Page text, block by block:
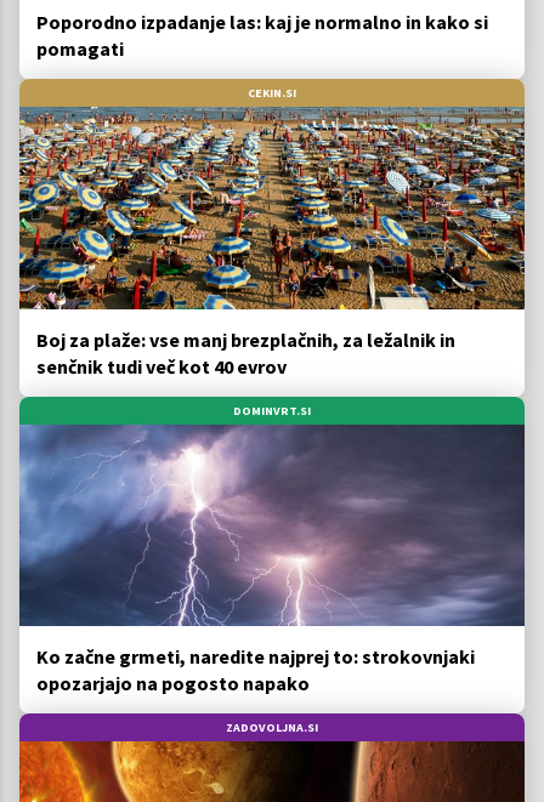
Poporodno izpadanje las: kaj je normalno in kako si
pomagati
CEKIN.SI
Boj za plaže: vse manj brezplačnih, za ležalnik in
senčnik tudi več kot 40 evrov
DOMINVRT.SI
Ko začne grmeti, naredite najprej to: strokovnjaki
opozarjajo na pogosto napako
ZADOVOLJNA.SI